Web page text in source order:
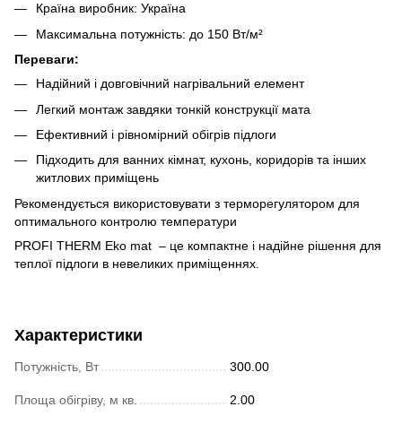
Країна виробник: Україна
Максимальна потужність: до 150 Вт/м²
Переваги:
Надійний і довговічний нагрівальний елемент
Легкий монтаж завдяки тонкій конструкції мата
Ефективний і рівномірний обігрів підлоги
Підходить для ванних кімнат, кухонь, коридорів та інших
житлових приміщень
Рекомендується використовувати з терморегулятором для
оптимального контролю температури
PROFI THERM Eko mat – це компактне і надійне рішення для
теплої підлоги в невеликих приміщеннях.
Характеристики
Потужність, Вт 300.00
Площа обігріву, м кв. 2.00